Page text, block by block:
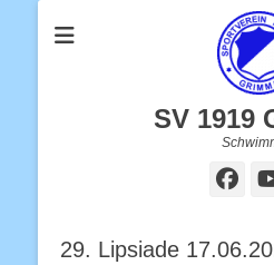
SV 1919
29. Lipsiade